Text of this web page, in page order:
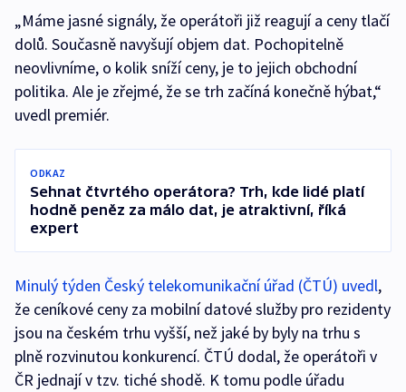
„Máme jasné signály, že operátoři již reagují a ceny tlačí
dolů. Současně navyšují objem dat. Pochopitelně
neovlivníme, o kolik sníží ceny, je to jejich obchodní
politika. Ale je zřejmé, že se trh začíná konečně hýbat,“
uvedl premiér.
ODKAZ
Sehnat čtvrtého operátora? Trh, kde lidé platí
hodně peněz za málo dat, je atraktivní, říká
expert
Minulý týden Český telekomunikační úřad (ČTÚ) uvedl,
že ceníkové ceny za mobilní datové služby pro rezidenty
jsou na českém trhu vyšší, než jaké by byly na trhu s
plně rozvinutou konkurencí. ČTÚ dodal, že operátoři v
ČR jednají v tzv. tiché shodě. K tomu podle úřadu